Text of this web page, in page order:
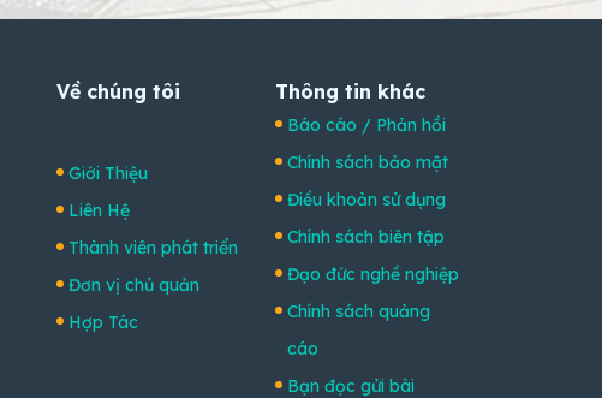
Về chúng tôi
Giới Thiệu
Liên Hệ
Thành viên phát triển
Đơn vị chủ quản
Hợp Tác
Thông tin khác
Báo cáo / Phản hồi
Chính sách bảo mật
Điều khoản sử dụng
Chính sách biên tập
Đạo đức nghề nghiệp
Chính sách quảng
cáo
Bạn đọc gửi bài